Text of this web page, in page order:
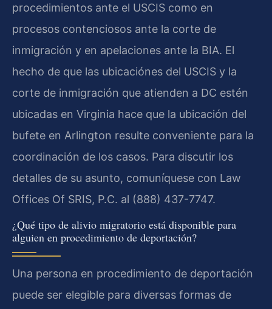
procedimientos ante el USCIS como en
procesos contenciosos ante la corte de
inmigración y en apelaciones ante la BIA. El
hecho de que las ubicaciónes del USCIS y la
corte de inmigración que atienden a DC estén
ubicadas en Virginia hace que la ubicación del
bufete en Arlington resulte conveniente para la
coordinación de los casos. Para discutir los
detalles de su asunto, comuníquese con Law
Offices Of SRIS, P.C. al (888) 437-7747.
¿Qué tipo de alivio migratorio está disponible para
alguien en procedimiento de deportación?
Una persona en procedimiento de deportación
puede ser elegible para diversas formas de